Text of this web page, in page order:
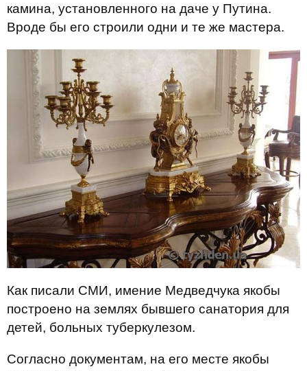
камина, установленного на даче у Путина.
Вроде бы его строили одни и те же мастера.
Как писали СМИ, имение Медведчука якобы
построено на землях бывшего санатория для
детей, больных туберкулезом.
Согласно документам, на его месте якобы